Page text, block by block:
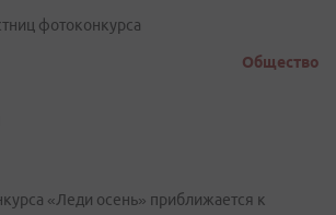
фотоконкурса
Общество
«Леди осень» приближается к